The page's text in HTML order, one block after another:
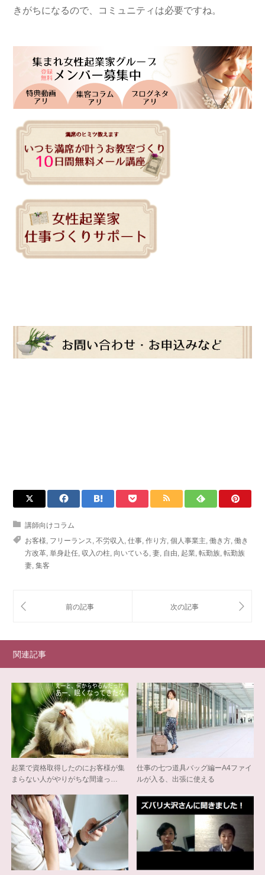
きがちになるので、コミュニティは必要ですね。
講師向けコラム
お客様, フリーランス, 不労収入 , 仕事, 作り方, 個人事業主, 働き方, 働き
方改革, 単身赴任, 収入の柱, 向いている, 妻, 自由, 起業, 転勤族, 転勤族
妻, 集客
関連記事
起業で資格取得したのにお客様が集
まらない人がやりがちな間違っ…
仕事の七つ道具バッグ編ーA4ファイ
ルが入る、出張に使える